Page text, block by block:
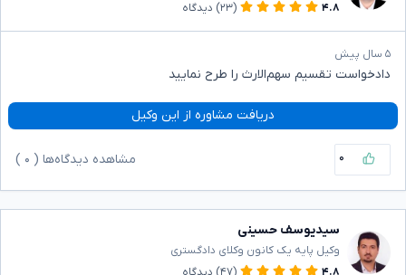
۴.۸
(۲۳) دیدگاه
۵ سال پیش
دادخواست تقسیم سهم‌الارث را طرح نمایید
دریافت مشاوره از این وکیل
۰ مشاهده دیدگاه‌ها ( ۰
سیدیوسف حسینی
وکیل پایه یک کانون وکلای دادگستری
۴.۸
(۴۷) دیدگاه